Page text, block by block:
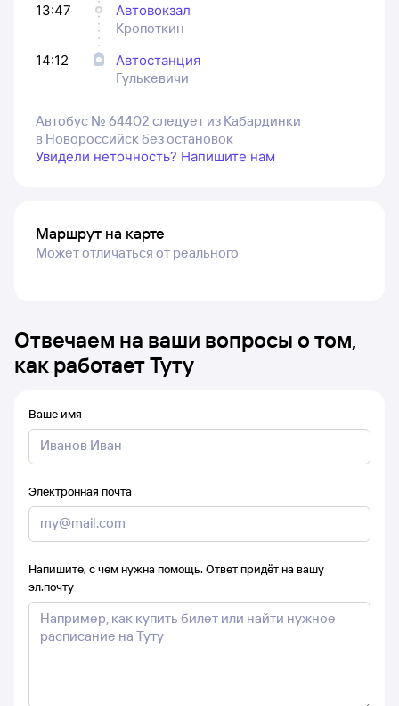
13:47
Автовокзал
Кропоткин
14:12
Автостанция
Гулькевичи
Автобус № 64402 следует из Кабардинки
в Новороссийск без остановок
Увидели неточность? Напишите нам
Маршрут на карте
Может отличаться от реального
Отвечаем на ваши вопросы о том,
как работает Туту
Ваше имя
Электронная почта
Напишите, с чем нужна помощь. Ответ придёт на вашу
эл.почту